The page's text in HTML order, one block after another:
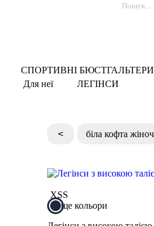
СПОРТИВНІ БЮСТГАЛЬТЕРИ
Для неї ЛЕГІНСИ
< біла кофта
XSS
ще кольори